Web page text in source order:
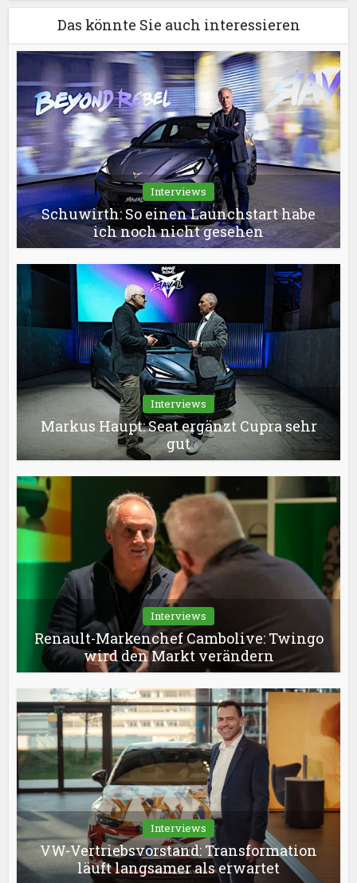
Das könnte Sie auch interessieren
Interviews
Schuwirth: So einen Launchstart habe
ich noch nicht gesehen
Interviews
Markus Haupt: Seat ergänzt Cupra sehr
gut
Interviews
Renault-Markenchef Cambolive: Twingo
wird den Markt verändern
Interviews
VW-Vertriebsvorstand: Transformation
läuft langsamer als erwartet